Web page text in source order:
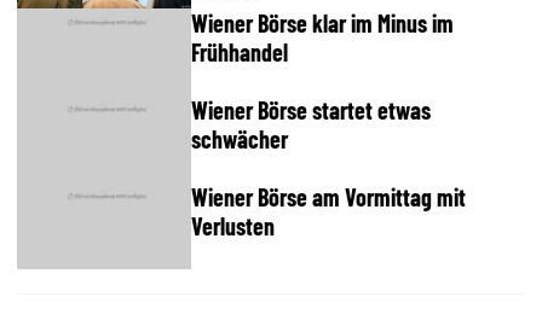
Wiener Börse klar im Minus im
Frühhandel
Wiener Börse startet etwas
schwächer
Wiener Börse am Vormittag mit
Verlusten